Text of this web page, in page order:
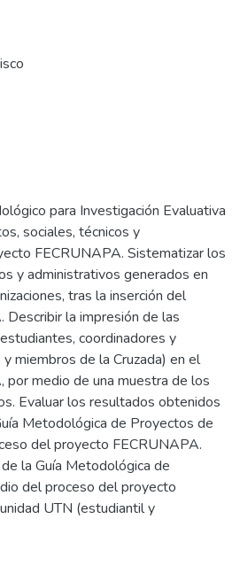
para Investigación Evaluativa
sociales, técnicos y
FECRUNAPA. Sistematizar los
y administrativos generados en
tras la inserción del
la impresión de las
coordinadores y
miembros de la Cruzada) en el
medio de una muestra de los
Evaluar los resultados obtenidos
Metodológica de Proyectos de
del proyecto FECRUNAPA.
la Guía Metodológica de
del proceso del proyecto
UTN (estudiantil y